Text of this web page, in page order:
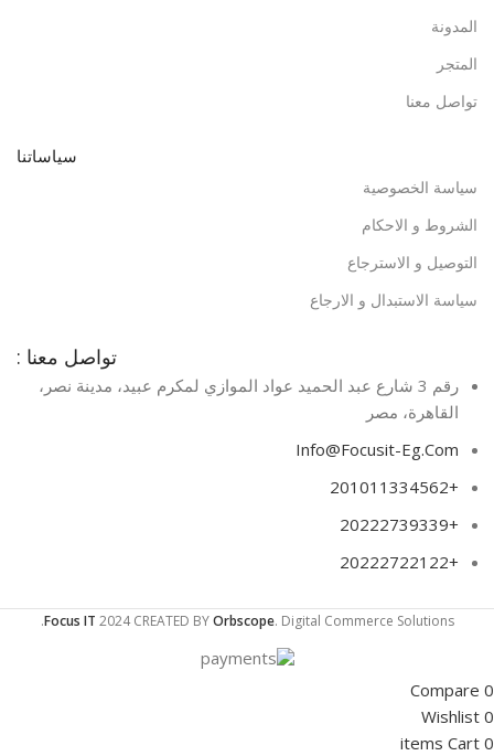
المدونة
المتجر
تواصل معنا
سياساتنا
سياسة الخصوصية
الشروط و الاحكام
التوصيل و الاسترجاع
سياسة الاستبدال و الارجاع
تواصل معنا :
رقم 3 شارع عبد الحميد عواد الموازي لمكرم عبيد، مدينة نصر،
القاهرة، مصر​
Info@Focusit-Eg.Com
+201011334562
+20222739339
+20222722122
Focus IT 2024 CREATED BYOrbscope. Digital Commerce Solutions.
0
Compare
0
Wishlist
0
items Cart